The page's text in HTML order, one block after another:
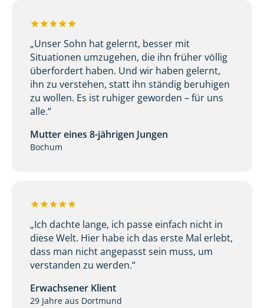
„Unser Sohn hat gelernt, besser mit
Situationen umzugehen, die ihn früher völlig
überfordert haben. Und wir haben gelernt,
ihn zu verstehen, statt ihn ständig beruhigen
zu wollen. Es ist ruhiger geworden – für uns
alle.“
Mutter eines 8-jährigen Jungen
Bochum
„Ich dachte lange, ich passe einfach nicht in
diese Welt. Hier habe ich das erste Mal erlebt,
dass man nicht angepasst sein muss, um
verstanden zu werden.“
Erwachsener Klient
29 Jahre aus Dortmund